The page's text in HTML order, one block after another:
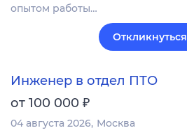
опытом работы…
Откликнуться
Инженер в отдел ПТО
от 100 000 ₽
04 августа 2026 Москва